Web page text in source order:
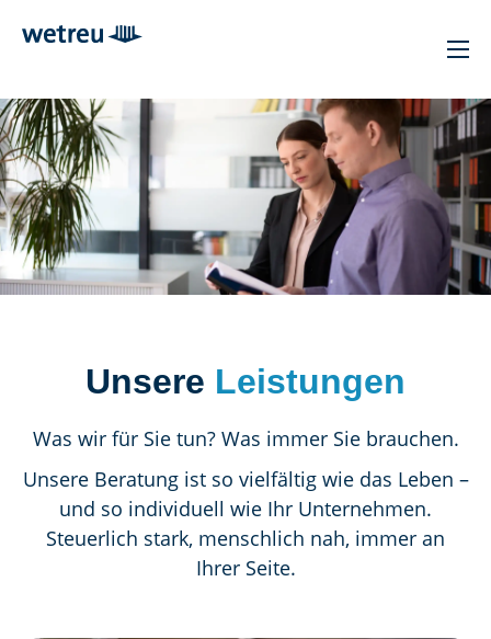
Unsere Leistungen
Was wir für Sie tun? Was immer Sie brauchen.
Unsere Beratung ist so vielfältig wie das Leben –
und so individuell wie Ihr Unternehmen.
Steuerlich stark, menschlich nah, immer an
Ihrer Seite.